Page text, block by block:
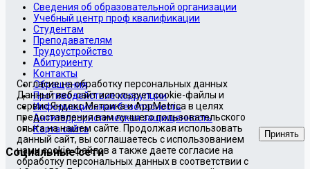
Сведения об образовательной организации
Учебный центр проф квалификации
Студентам
Преподавателям
Трудоустройство
Абитуриенту
Контакты
Обращения
Противодействие коррупции
Информационная безопасность
Антитеррористическая защищенность
Карта сайта
Социальные сети
Согласие на обработку персональных данных
Данный веб-сайт использует cookie-файлы и
сервис Яндекс.Метрика и AppMetrica в целях
предоставления вам лучшего пользовательского
опыта на нашем сайте. Продолжая использовать
данный сайт, вы соглашаетесь с использованием
нами cookie-файлов а также даете согласие на
обработку персональных данных в соответствии с
Принять